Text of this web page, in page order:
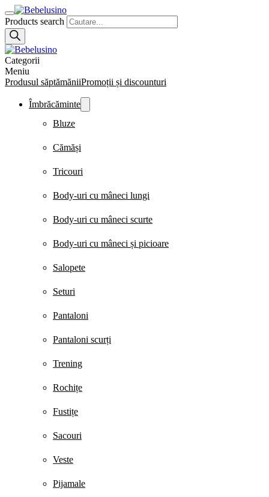
Products search
Categorii
Meniu
Produsul săptămăniiPromoții și discounturi
Îmbrăcăminte
Bluze
Cămăși
Tricouri
Body-uri cu mâneci lungi
Body-uri cu mâneci scurte
Body-uri cu mâneci și picioare
Salopete
Seturi
Pantaloni
Pantaloni scurți
Trening
Rochițe
Fustițe
Sacouri
Veste
Pijamale